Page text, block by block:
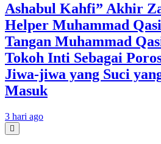
Ashabul Kahfi” Akhir
Helper Muhammad
Tangan Muhammad
Tokoh Inti Sebagai
Jiwa-jiwa yang Suci
Masuk
3 hari ago